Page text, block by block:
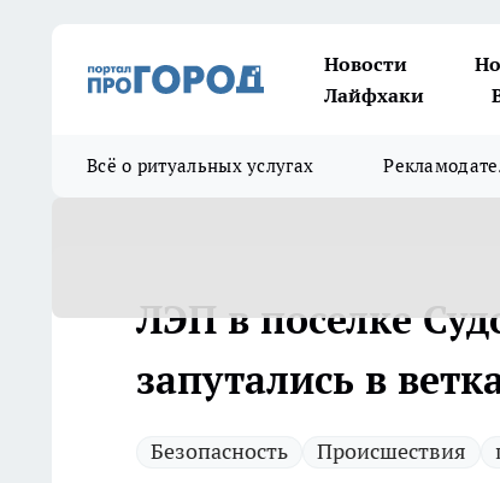
Новости
Лайфхаки
Всё о ритуальных услугах
ЛЭП в поселке
запутались в
Безопасность Происшествия